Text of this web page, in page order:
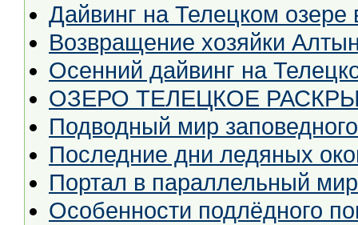
Дайвинг на Телецком озере
Возвращение хозяйки
Осенний дайвинг на
ОЗЕРО ТЕЛЕЦКОЕ
Подводный мир
Последние дни ледяных
Портал в параллельный
Особенности подлёдного